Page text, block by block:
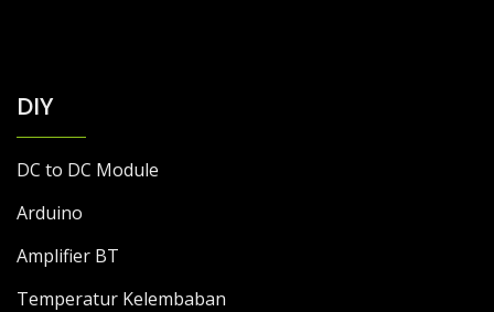
DIY
DC to DC Module
Arduino
Amplifier BT
Temperatur Kelembaban